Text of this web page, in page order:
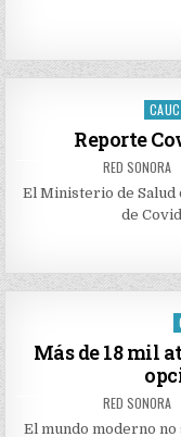
in
Reporte
AUTHOR:
RED SONORA
El Ministerio de Salud
de
in
Más de 18 mil
AUTHOR:
RED SONORA
El mundo moderno no